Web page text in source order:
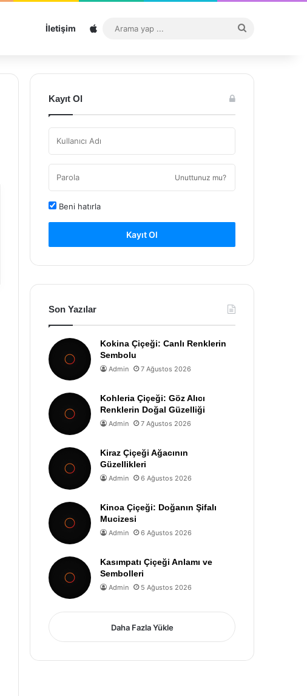
İletişim Sitemap
...
Kayıt Ol
Unuttunuz mu?
Beni hatırla
Kayıt Ol
Son Yazılar
Kokina Çiçeği: Canlı Renklerin
Sembolu
Admin 7 Ağustos 2026
Kohleria Çiçeği: Göz Alıcı
Renklerin Doğal Güzelliği
Admin 7 Ağustos 2026
Kiraz Çiçeği Ağacının
Güzellikleri
Admin 6 Ağustos 2026
Kinoa Çiçeği: Doğanın Şifalı
Mucizesi
Admin 6 Ağustos 2026
Kasımpatı Çiçeği Anlamı ve
Sembolleri
Admin 5 Ağustos 2026
Daha Fazla Yükle